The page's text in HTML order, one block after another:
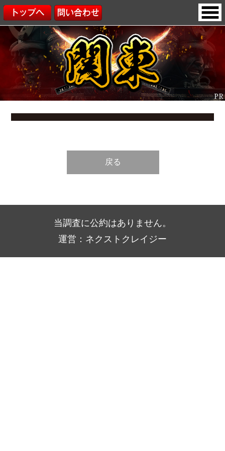
戻る
当調査に公約はありません。
運営：ネクストクレイジー